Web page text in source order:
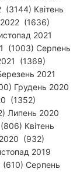
Квітень
(1636)
2021
(1003) Серпень
(1369)
2021
Грудень 2020
(1352)
Липень 2020
Квітень
(932)
2019
Серпень